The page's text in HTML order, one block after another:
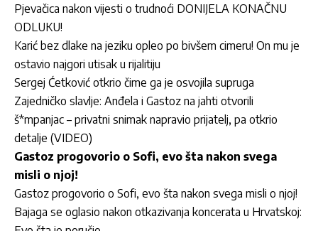
Pjevačica nakon vijesti o trudnoći DONIJELA KONAČNU
ODLUKU!
Karić bez dlake na jeziku opleo po bivšem cimeru! On mu je
ostavio najgori utisak u rijalitiju
Sergej Ćetković otkrio čime ga je osvojila supruga
Zajedničko slavlje: Anđela i Gastoz na jahti otvorili
š*mpanjac – privatni snimak napravio prijatelj, pa otkrio
detalje (VIDEO)
Gastoz progovorio o Sofi, evo šta nakon svega
misli o njoj!
Gastoz progovorio o Sofi, evo šta nakon svega misli o njoj!
Bajaga se oglasio nakon otkazivanja koncerata u Hrvatskoj: